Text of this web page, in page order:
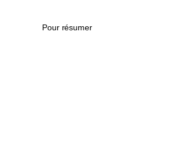
Pour résumer